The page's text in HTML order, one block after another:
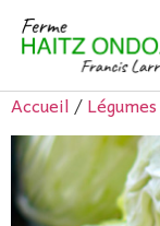
Accueil/Légumes